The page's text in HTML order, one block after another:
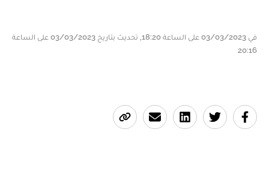
في 03/03/2023 على الساعة 18:20, تحديث بتاريخ 03/03/2023 على الساعة
20:16